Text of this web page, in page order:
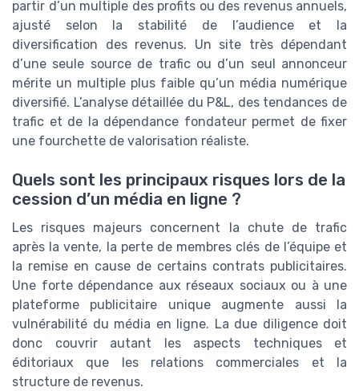
partir d’un multiple des profits ou des revenus annuels,
ajusté selon la stabilité de l’audience et la
diversification des revenus. Un site très dépendant
d’une seule source de trafic ou d’un seul annonceur
mérite un multiple plus faible qu’un média numérique
diversifié. L’analyse détaillée du P&L, des tendances de
trafic et de la dépendance fondateur permet de fixer
une fourchette de valorisation réaliste.
Quels sont les principaux risques lors de la
cession d’un média en ligne ?
Les risques majeurs concernent la chute de trafic
après la vente, la perte de membres clés de l’équipe et
la remise en cause de certains contrats publicitaires.
Une forte dépendance aux réseaux sociaux ou à une
plateforme publicitaire unique augmente aussi la
vulnérabilité du média en ligne. La due diligence doit
donc couvrir autant les aspects techniques et
éditoriaux que les relations commerciales et la
structure de revenus.